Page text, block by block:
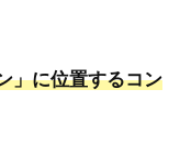
」に位置するコン